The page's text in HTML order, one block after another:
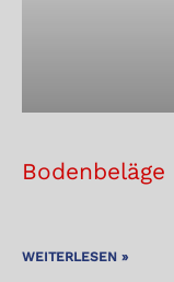
Bodenbeläge
WEITERLESEN »